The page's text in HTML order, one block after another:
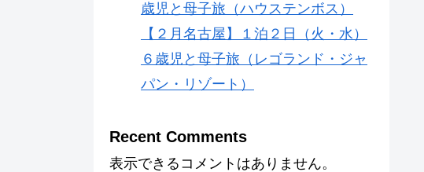
歳児と母子旅（ハウステンボス）
【２月名古屋】１泊２日（火・水）
６歳児と母子旅（レゴランド・ジャ
パン・リゾート）
Recent Comments
表示できるコメントはありません。